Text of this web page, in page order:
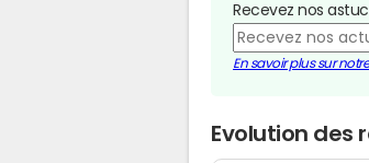
Recevez nos
En savoir plus sur
Evolution des